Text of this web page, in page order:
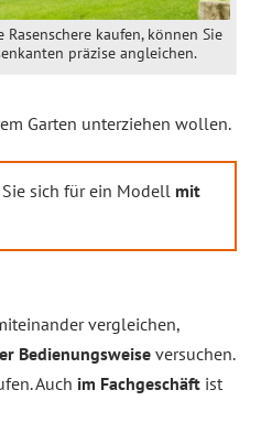
Rasenschere kaufen, können Sie
präzise angleichen.
Garten unterziehen wollen.
sich für ein Modell mit
vergleichen,
Bedienungsweise versuchen.
Auch im Fachgeschäft ist